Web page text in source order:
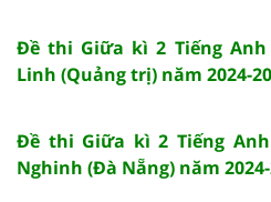
Đề thi Giữa kì 2 Tiếng Anh
Linh (Quảng trị) năm 2024-
Đề thi Giữa kì 2 Tiếng
Nghinh (Đà Nẵng) năm